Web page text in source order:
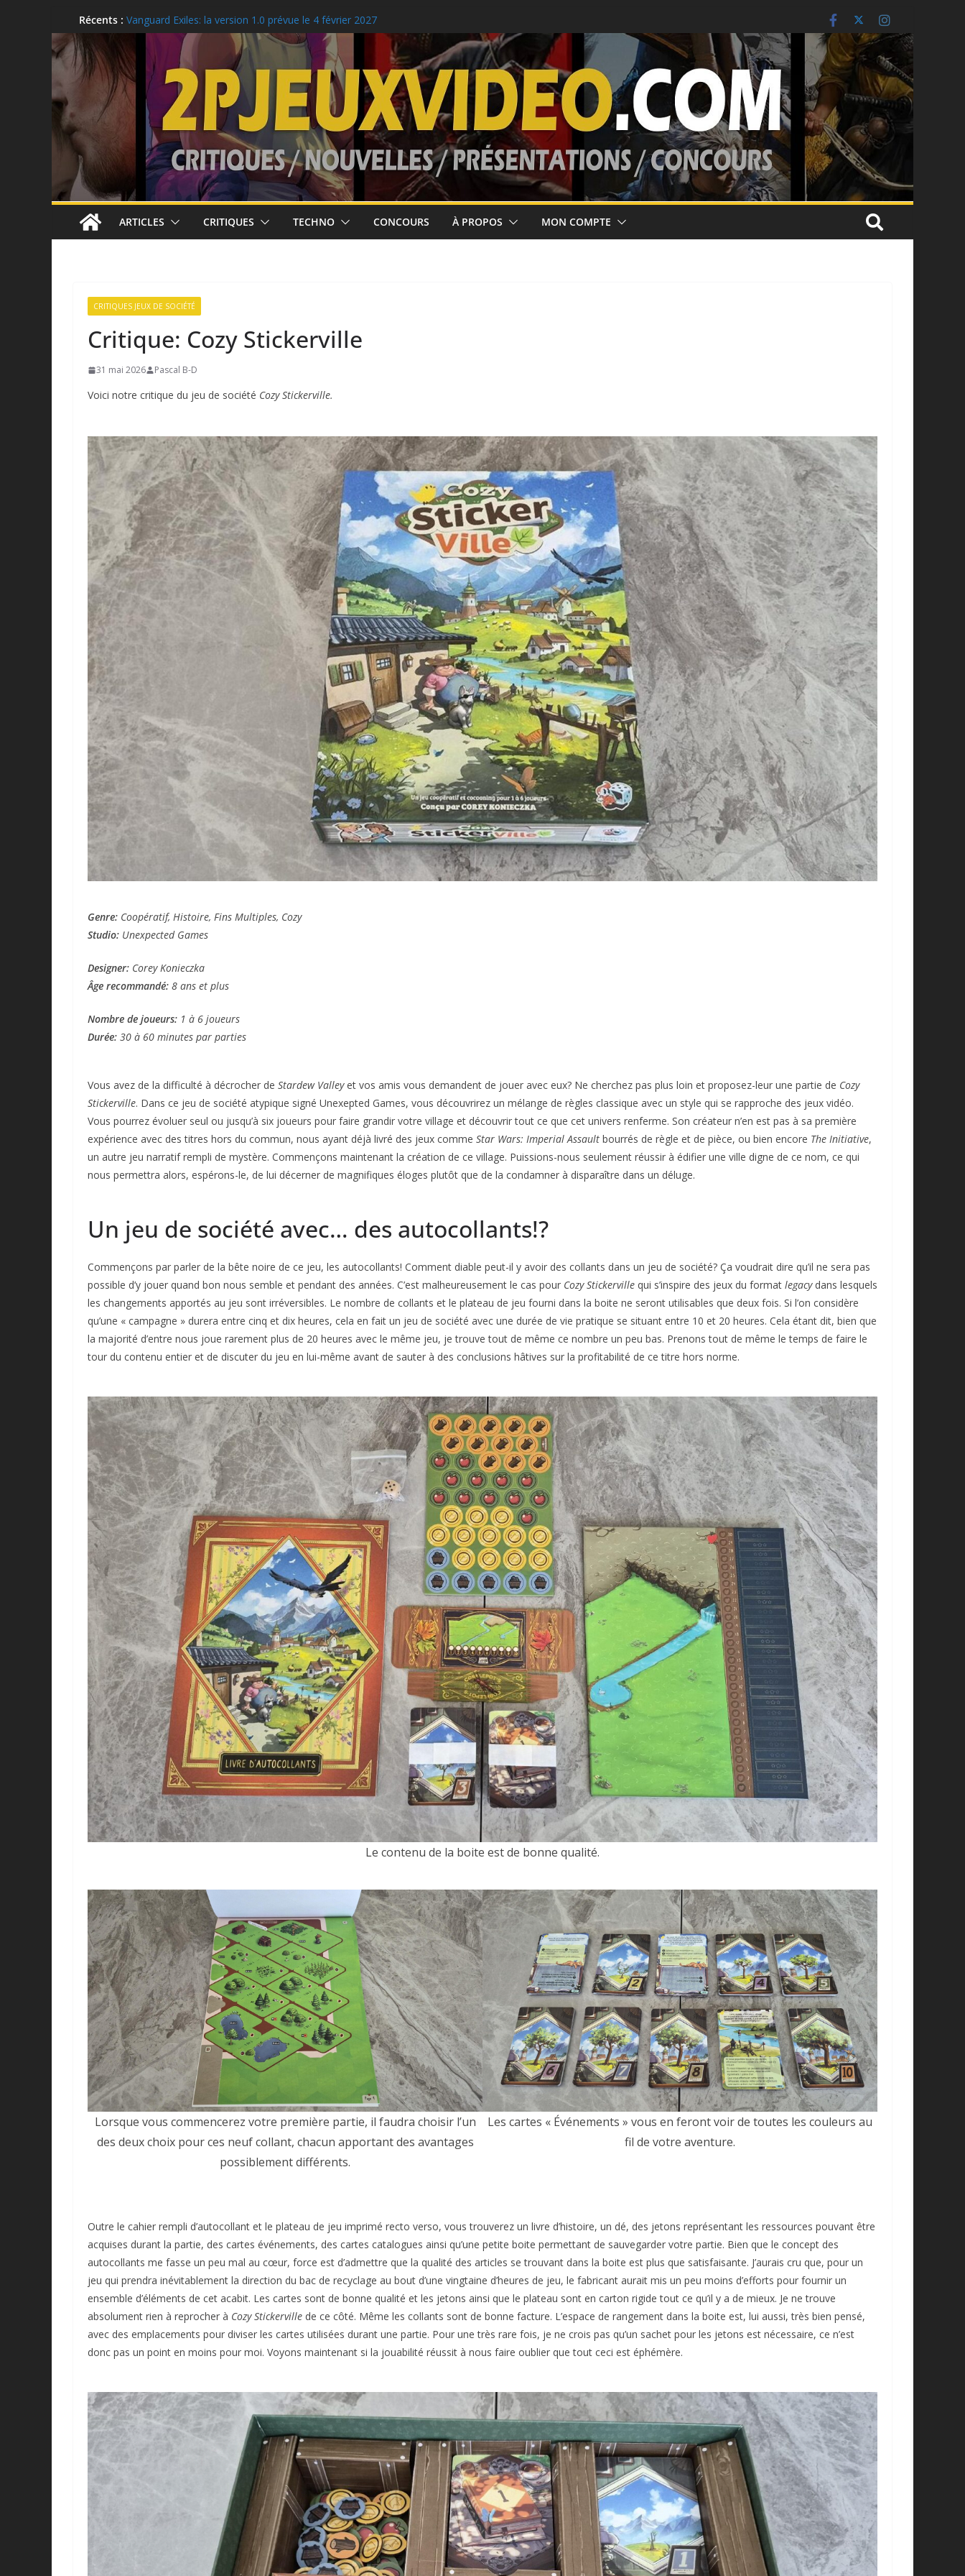
au
contenu
Récents : LEGO: Vous pouvez obtenir ces récompenses jusqu’au 10
août!
Vanguard Exiles: la version 1.0 prévue le 4 février 2027
Ubisoft célèbre le 25e anniversaire de Tom Clancy’s Ghost
Recon
Critique: Kusan: City of Wolves
Moonlighter 2, la version 1.0 est prévue pour le 2 septembre!
ARTICLES CRITIQUES TECHNO CONCOURS À PROPOS MON COMPTE
CRITIQUES JEUX DE SOCIÉTÉ
Critique: Cozy Stickerville
31 mai 2026 Pascal B-D
Voici notre critique du jeu de société Cozy Stickerville.
Genre: Coopératif, Histoire, Fins Multiples, Cozy
Studio: Unexpected Games
Designer: Corey Konieczka
Âge recommandé: 8 ans et plus
Nombre de joueurs: 1 à 6 joueurs
Durée: 30 à 60 minutes par parties
Vous avez de la difficulté à décrocher de Stardew Valleyet vos amis vous demandent de jouer avec eux? Ne cherchez pas plus loin et proposez-leur une partie de Cozy
Stickerville. Dans ce jeu de société atypique signé Unexepted Games, vous découvrirez un mélange de règles classique avec un style qui se rapproche des jeux vidéo.
Vous pourrez évoluer seul ou jusqu’à six joueurs pour faire grandir votre village et découvrir tout ce que cet univers renferme. Son créateur n’en est pas à sa première
expérience avec des titres hors du commun, nous ayant déjà livré des jeux comme Star Wars: Imperial Assault bourrés de règle et de pièce, ou bien encore The Initiative,
un autre jeu narratif rempli de mystère. Commençons maintenant la création de ce village. Puissions-nous seulement réussir à édifier une ville digne de ce nom, ce qui
nous permettra alors, espérons-le, de lui décerner de magnifiques éloges plutôt que de la condamner à disparaître dans un déluge.
Un jeu de société avec… des autocollants!?
Commençons par parler de la bête noire de ce jeu, les autocollants! Comment diable peut-il y avoir des collants dans un jeu de société? Ça voudrait dire qu’il ne sera pas
possible d’y jouer quand bon nous semble et pendant des années. C’est malheureusement le cas pour Cozy Stickerville qui s’inspire des jeux du format legacydans lesquels
les changements apportés au jeu sont irréversibles. Le nombre de collants et le plateau de jeu fourni dans la boite ne seront utilisables que deux fois. Si l’on considère
qu’une « campagne » durera entre cinq et dix heures, cela en fait un jeu de société avec une durée de vie pratique se situant entre 10 et 20 heures. Cela étant dit, bien que
la majorité d’entre nous joue rarement plus de 20 heures avec le même jeu, je trouve tout de même ce nombre un peu bas. Prenons tout de même le temps de faire le
tour du contenu entier et de discuter du jeu en lui-même avant de sauter à des conclusions hâtives sur la profitabilité de ce titre hors norme.
Le contenu de la boite est de bonne qualité.
Lorsque vous commencerez votre première partie, il faudra choisir l’un
des deux choix pour ces neuf collant, chacun apportant des avantages
possiblement différents.
Les cartes « Événements » vous en feront voir de toutes les couleurs au
fil de votre aventure.
Outre le cahier rempli d’autocollant et le plateau de jeu imprimé recto verso, vous trouverez un livre d’histoire, un dé, des jetons représentant les ressources pouvant être
acquises durant la partie, des cartes événements, des cartes catalogues ainsi qu’une petite boite permettant de sauvegarder votre partie. Bien que le concept des
autocollants me fasse un peu mal au cœur, force est d’admettre que la qualité des articles se trouvant dans la boite est plus que satisfaisante. J’aurais cru que, pour un
jeu qui prendra inévitablement la direction du bac de recyclage au bout d’une vingtaine d’heures de jeu, le fabricant aurait mis un peu moins d’efforts pour fournir un
ensemble d’éléments de cet acabit. Les cartes sont de bonne qualité et les jetons ainsi que le plateau sont en carton rigide tout ce qu’il y a de mieux. Je ne trouve
absolument rien à reprocher à Cozy Stickerville de ce côté. Même les collants sont de bonne facture. L’espace de rangement dans la boite est, lui aussi, très bien pensé,
avec des emplacements pour diviser les cartes utilisées durant une partie. Pour une très rare fois, je ne crois pas qu’un sachet pour les jetons est nécessaire, ce n’est
donc pas un point en moins pour moi. Voyons maintenant si la jouabilité réussit à nous faire oublier que tout ceci est éphémère.